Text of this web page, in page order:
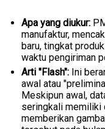
Apa yang diukur:
manufaktur,
baru, tingkat
waktu pengiriman
Arti "Flash": Ini
awal atau
Meskipun awal,
seringkali memiliki
memberikan